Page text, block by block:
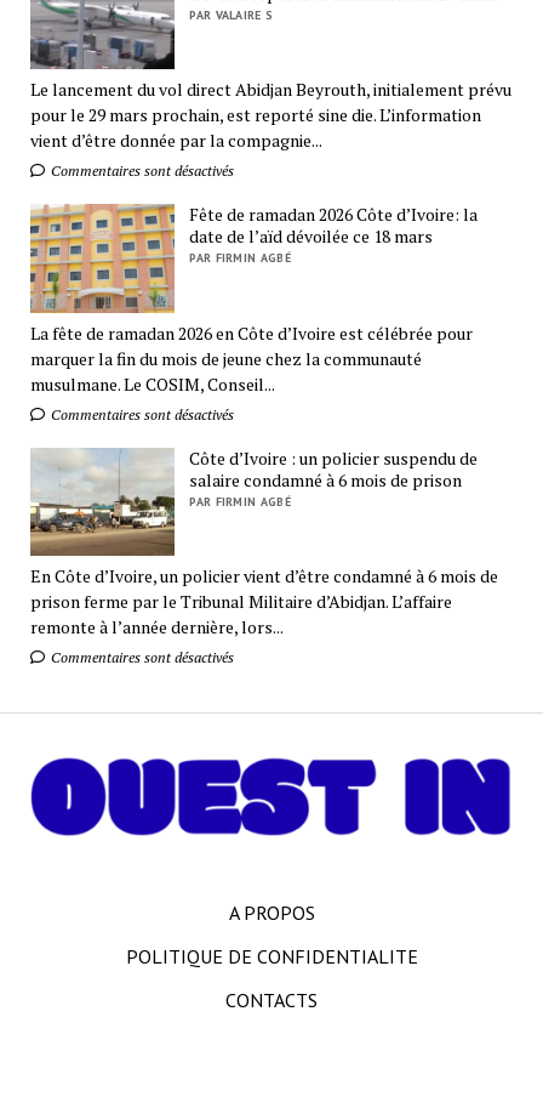
PAR VALAIRE S
Le lancement du vol direct Abidjan Beyrouth, initialement prévu
pour le 29 mars prochain, est reporté sine die. L’information
vient d’être donnée par la compagnie...
Commentaires sont désactivés
Fête de ramadan 2026 Côte d’Ivoire: la
date de l’aïd dévoilée ce 18 mars
PAR FIRMIN AGBÉ
La fête de ramadan 2026 en Côte d’Ivoire est célébrée pour
marquer la fin du mois de jeune chez la communauté
musulmane. Le COSIM, Conseil...
Commentaires sont désactivés
Côte d’Ivoire : un policier suspendu de
salaire condamné à 6 mois de prison
PAR FIRMIN AGBÉ
En Côte d’Ivoire, un policier vient d’être condamné à 6 mois de
prison ferme par le Tribunal Militaire d’Abidjan. L’affaire
remonte à l’année dernière, lors...
Commentaires sont désactivés
A PROPOS
POLITIQUE DE CONFIDENTIALITE
CONTACTS